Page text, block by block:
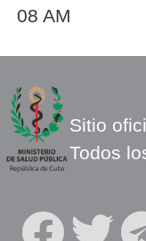
08 AM
Sitio
Todos